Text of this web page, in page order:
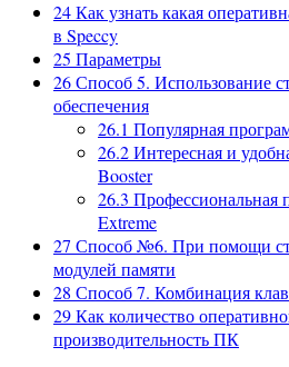
24Как узнать какая
в Speccy
25 Параметры
26Способ 5. Использование
обеспечения
26.1 Популярная
26.2Интересная и
Booster
26.3 Профессиональная
Extreme
27 Способ №6. При помощи
модулей памяти
28 Способ 7. Комбинация
29Как количество
производительность ПК